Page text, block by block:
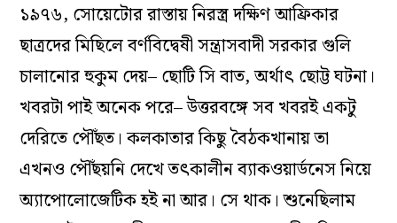
১৯৭৬, সোয়েটোর রাস্তায় নিরস্ত্র দক্ষিণ আফ্রিকার
ছাত্রদের মিছিলে বর্ণবিদ্বেষী সন্ত্রাসবাদী সরকার গুলি
চালানোর হুকুম দেয়– ছোটি সি বাত, অর্থাৎ ছোট্ট ঘটনা।
খবরটা পাই অনেক পরে– উত্তরবঙ্গে সব খবরই একটু
দেরিতে পৌঁছত। কলকাতার কিছু বৈঠকখানায় তা
এখনও পৌঁছয়নি দেখে তৎকালীন ব্যাকওয়ার্ডনেস নিয়ে
অ্যাপোলোজেটিক হই না আর। সে থাক। শুনেছিলাম